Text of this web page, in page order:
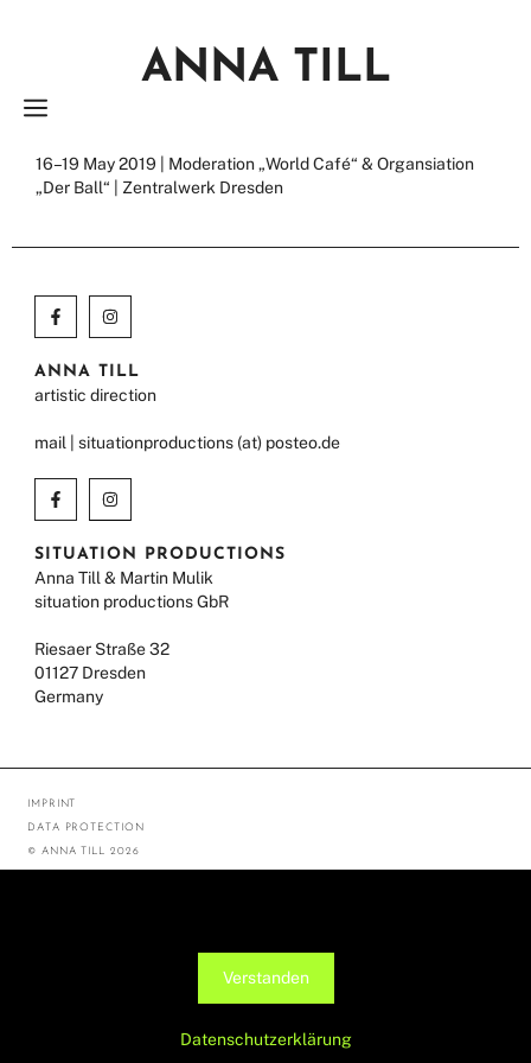
ANNA TILL
16–19 May 2019 | Moderation „World Café“ & Organsiation
„Der Ball“ | Zentralwerk Dresden
ANNA TILL
artistic direction
mail | situationproductions (at) posteo.de
SITUATION PRODUCTIONS
Anna Till & Martin Mulik
situation productions GbR
Riesaer Straße 32
01127 Dresden
Germany
IMPRINT
DATA PROTECTION
© ANNA TILL 2026
Verstanden
Datenschutzerklärung